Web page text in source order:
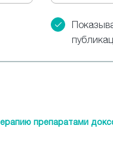
препаратами